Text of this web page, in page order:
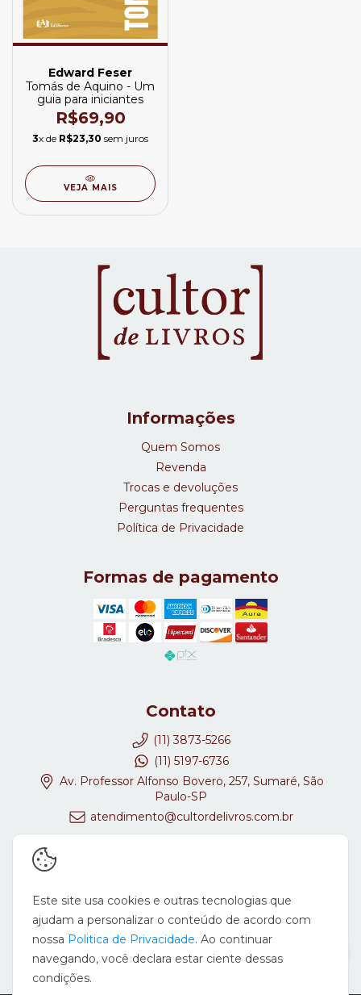
Edward Feser
Tomás de Aquino - Um
guia para iniciantes
R$69,90
3x de R$23,30 sem juros
VEJA MAIS
Informações
Quem Somos
Revenda
Trocas e devoluções
Perguntas frequentes
Política de Privacidade
Formas de pagamento
Contato
(11) 3873-5266
(11) 5197-6736
Av. Professor Alfonso Bovero, 257, Sumaré, São
Paulo-SP
atendimento@cultordelivros.com.br
Este site usa cookies e outras tecnologias que
ajudam a personalizar o conteúdo de acordo com
nossa Politica de Privacidade. Ao continuar
navegando, você declara estar ciente dessas
condições.